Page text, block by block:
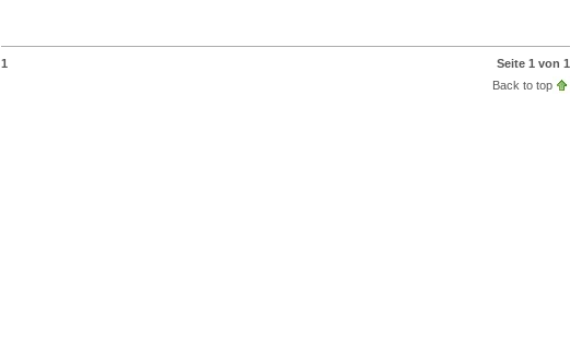
1
Seite 1 von 1
Back to top